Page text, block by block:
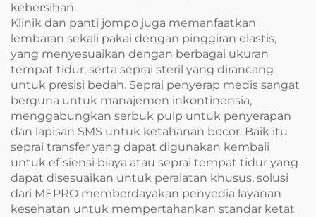
kebersihan.
Klinik dan panti jompo juga memanfaatkan
lembaran sekali pakai dengan pinggiran elastis,
yang menyesuaikan dengan berbagai ukuran
tempat tidur, serta seprai steril yang dirancang
untuk presisi bedah. Seprai penyerap medis sangat
berguna untuk manajemen inkontinensia,
menggabungkan serbuk pulp untuk penyerapan
dan lapisan SMS untuk ketahanan bocor. Baik itu
seprai transfer yang dapat digunakan kembali
untuk efisiensi biaya atau seprai tempat tidur yang
dapat disesuaikan untuk peralatan khusus, solusi
dari MEPRO memberdayakan penyedia layanan
kesehatan untuk mempertahankan standar ketat